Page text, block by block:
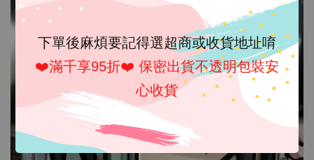
下單後麻煩要記得選超商或收貨地址唷
❤️滿千享95折❤️ 保密出貨不透明包裝安
心收貨